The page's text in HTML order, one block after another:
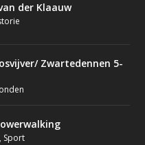
der Klaauw
Zwartedennen 5-
, Sport